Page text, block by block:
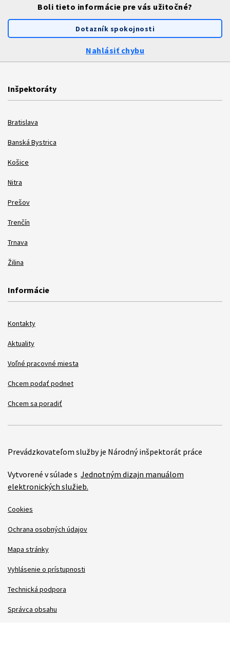
Boli tieto informácie pre vás užitočné?
Dotazník spokojnosti
Nahlásiť chybu
Inšpektoráty
Bratislava
Banská Bystrica
Košice
Nitra
Prešov
Trenčín
Trnava
Žilina
Informácie
Kontakty
Aktuality
Voľné pracovné miesta
Chcem podať podnet
Chcem sa poradiť
Prevádzkovateľom služby je Národný inšpektorát práce
Vytvorené v súlade s Jednotným dizajn manuálom
elektronických služieb.
Cookies
Ochrana osobných údajov
Mapa stránky
Vyhlásenie o prístupnosti
Technická podpora
Správca obsahu